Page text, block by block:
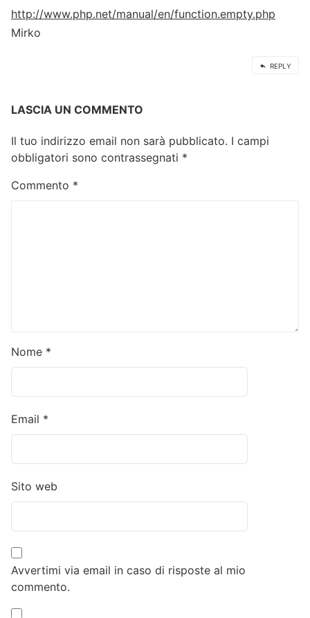
http://www.php.net/manual/en/function.empty.php
Mirko
REPLY
LASCIA UN COMMENTO
Il tuo indirizzo email non sarà pubblicato. I campi
obbligatori sono contrassegnati *
Commento *
Nome *
Email *
Sito web
Avvertimi via email in caso di risposte al mio
commento.